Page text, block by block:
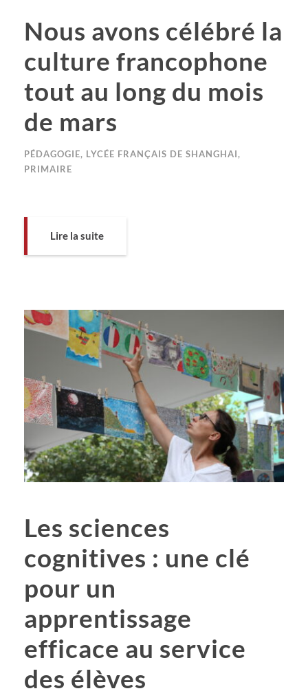
Nous avons célébré la
culture francophone
tout au long du mois
de mars
PÉDAGOGIE, LYCÉE FRANÇAIS DE SHANGHAI,
PRIMAIRE
Lire la suite
Les sciences
cognitives : une clé
pour un
apprentissage
efficace au service
des élèves